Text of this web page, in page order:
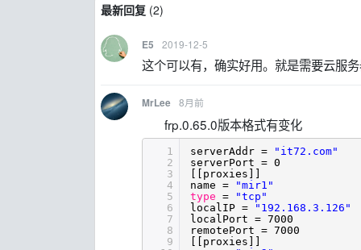
最新回复 (2)
E5 2019-12-5
这个可以有，确实好用。就是需要云服
MrLee 8月前
frp.0.65.0版本格式有变化
1
2
3
4
5
6
7
8
9
serverAddr =
"it72.com"
serverPort = 0
[[proxies]]
name =
"mir1"
type =
"tcp"
localIP =
"192.168.3.126"
localPort = 7000
remotePort = 7000
[[proxies]]